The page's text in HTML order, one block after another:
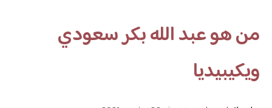
من هو عبد الله بكر سعودي
ويكيبيديا